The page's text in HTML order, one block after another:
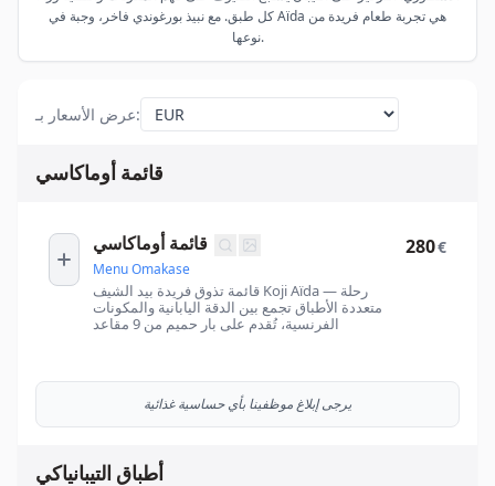
كل طبق. مع نبيذ بورغوندي فاخر، وجبة في Aïda هي تجربة طعام فريدة من
نوعها.
عرض الأسعار بـ:
قائمة أوماكاسي
قائمة أوماكاسي
Menu Omakase
قائمة تذوق فريدة بيد الشيف Koji Aïda — رحلة
متعددة الأطباق تجمع بين الدقة اليابانية والمكونات
الفرنسية، تُقدم على بار حميم من 9 مقاعد
280€
يرجى إبلاغ موظفينا بأي حساسية غذائية
أطباق التيبانياكي